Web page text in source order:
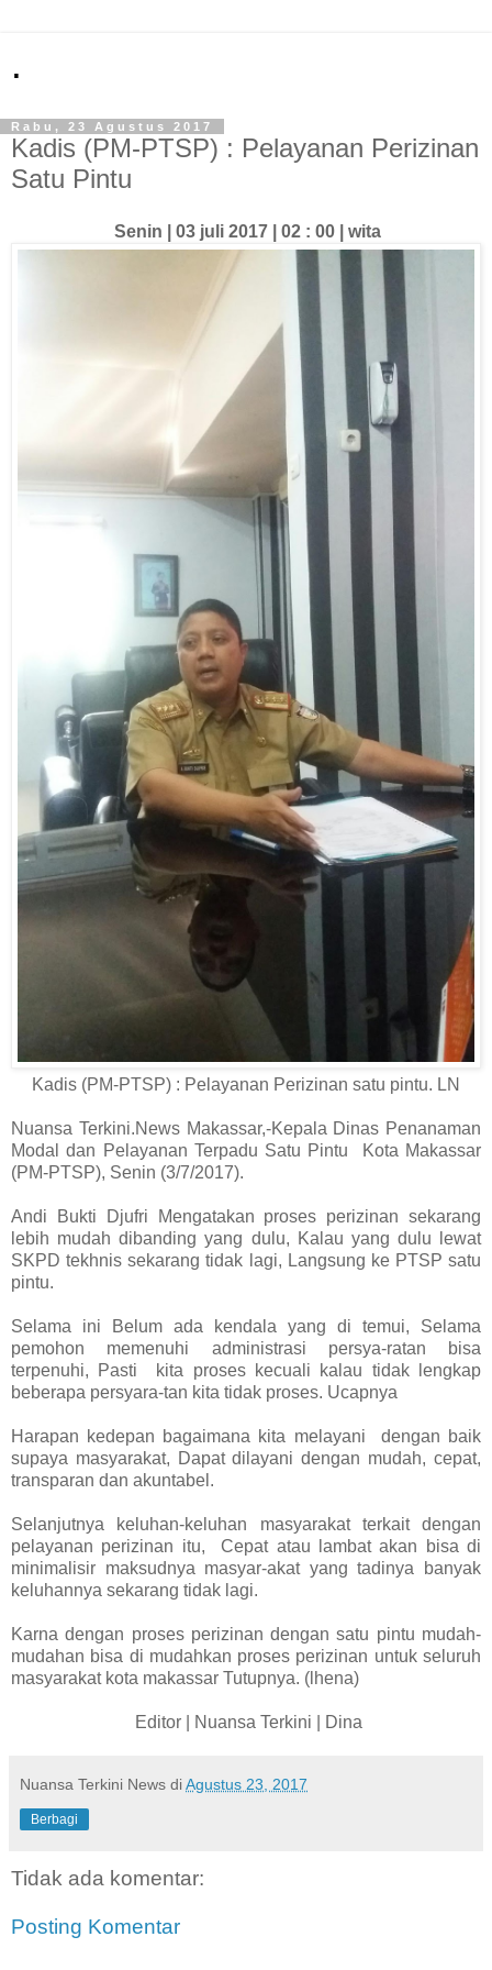
.
Rabu, 23 Agustus 2017
Kadis (PM-PTSP) : Pelayanan Perizinan
Satu Pintu
Senin | 03 juli 2017 | 02 : 00 | wita
Kadis (PM-PTSP) : Pelayanan Perizinan satu pintu. LN
Nuansa Terkini.News Makassar,-Kepala Dinas Penanaman
Modal dan Pelayanan Terpadu Satu Pintu Kota Makassar
(PM-PTSP), Senin (3/7/2017).
Andi Bukti Djufri Mengatakan proses perizinan sekarang
lebih mudah dibanding yang dulu, Kalau yang dulu lewat
SKPD tekhnis sekarang tidak lagi, Langsung ke PTSP satu
pintu.
Selama ini Belum ada kendala yang di temui, Selama
pemohon memenuhi administrasi persya-ratan bisa
terpenuhi, Pasti kita proses kecuali kalau tidak lengkap
beberapa persyara-tan kita tidak proses. Ucapnya
Harapan kedepan bagaimana kita melayani dengan baik
supaya masyarakat, Dapat dilayani dengan mudah, cepat,
transparan dan akuntabel.
Selanjutnya keluhan-keluhan masyarakat terkait dengan
pelayanan perizinan itu, Cepat atau lambat akan bisa di
minimalisir maksudnya masyar-akat yang tadinya banyak
keluhannya sekarang tidak lagi.
Karna dengan proses perizinan dengan satu pintu mudah-
mudahan bisa di mudahkan proses perizinan untuk seluruh
masyarakat kota makassar Tutupnya. (lhena)
Editor | Nuansa Terkini | Dina
Nuansa Terkini News diAgustus 23, 2017
Berbagi
Tidak ada komentar:
Posting Komentar